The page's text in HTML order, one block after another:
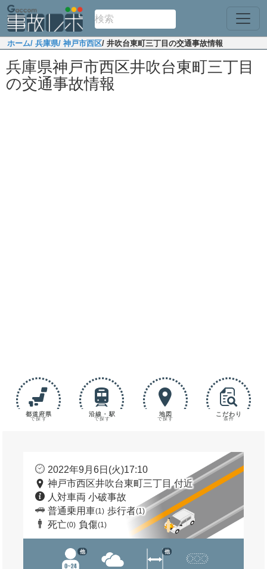
ホーム/ 兵庫県/ 神戸市西区/ 井吹台東町三丁目の交通事故情報
兵庫県神戸市西区井吹台東町三丁目
の交通事故情報
都道府県
で探す
沿線・駅
で探す
地図
で探す
こだわり
条件
2022年9月6日(火)17:10
神戸市西区井吹台東町三丁目 付近
人対車両 小破事故
普通乗用車(1) 歩行者(1)
死亡(0) 負傷(1)
他 他